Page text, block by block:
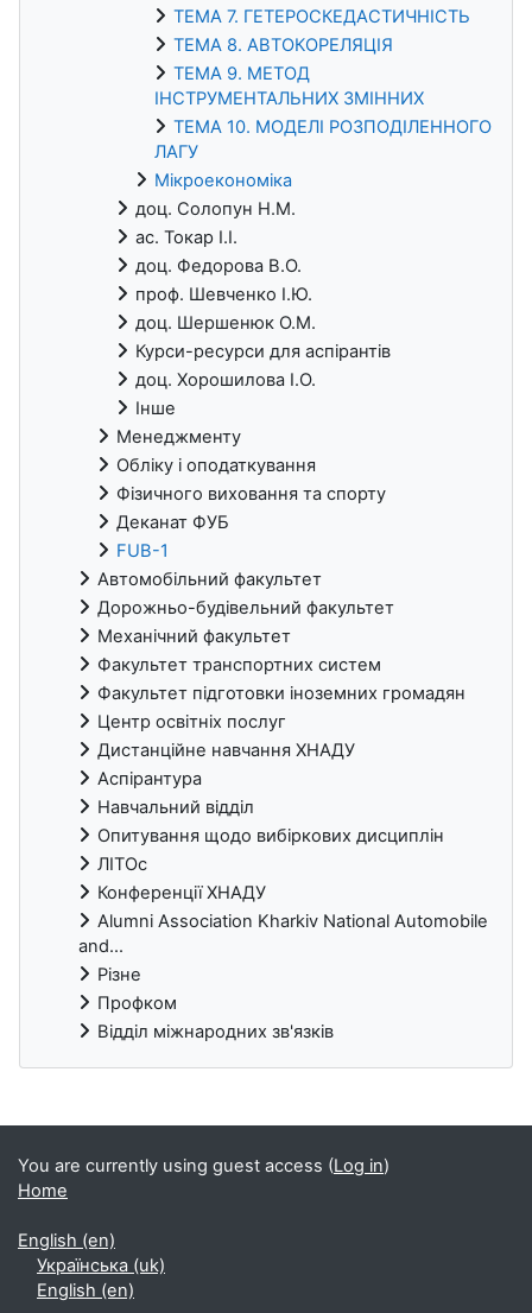
ТЕМА 7. ГЕТЕРОСКЕДАСТИЧНІСТЬ
ТЕМА 8. АВТОКОРЕЛЯЦІЯ
ТЕМА 9. МЕТОД
ІНСТРУМЕНТАЛЬНИХ ЗМІННИХ
ТЕМА 10. МОДЕЛІ РОЗПОДІЛЕННОГО
ЛАГУ
Мікроекономіка
доц. Солопун Н.М.
ас. Токар І.І.
доц. Федорова В.О.
проф. Шевченко І.Ю.
доц. Шершенюк О.М.
Курси-ресурси для аспірантів
доц. Хорошилова І.О.
Інше
Менеджменту
Обліку і оподаткування
Фізичного виховання та спорту
Деканат ФУБ
FUB-1
Автомобільний факультет
Дорожньо-будівельний факультет
Механічний факультет
Факультет транспортних систем
Факультет підготовки іноземних громадян
Центр освітніх послуг
Дистанційне навчання ХНАДУ
Аспірантура
Навчальний відділ
Опитування щодо вибіркових дисциплін
ЛІТОс
Конференції ХНАДУ
Alumni Association Kharkiv National Automobile
and...
Різне
Профком
Відділ міжнародних зв'язків
Blocks
You are currently using guest access (Log in)
Home
English ‎(en)‎
Українська ‎(uk)‎
English ‎(en)‎